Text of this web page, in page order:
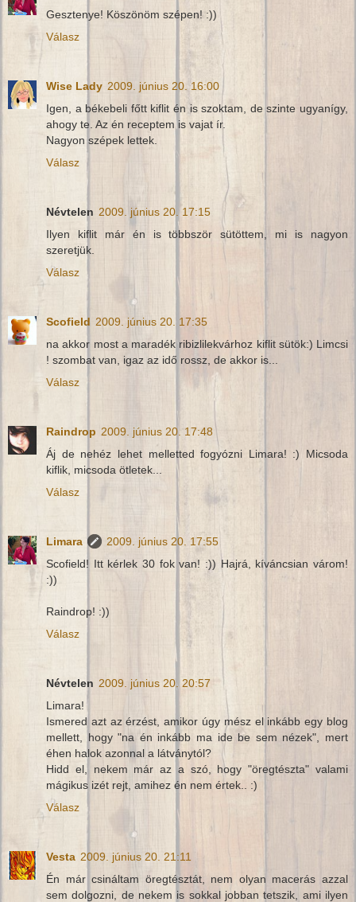
Gesztenye! Köszönöm szépen! :))
Válasz
Wise Lady 2009. június 20. 16:00
Igen, a békebeli főtt kiflit én is szoktam, de szinte ugyanígy,
ahogy te. Az én receptem is vajat ír.
Nagyon szépek lettek.
Válasz
Névtelen 2009. június 20. 17:15
Ilyen kiflit már én is többször sütöttem, mi is nagyon
szeretjük.
Válasz
Scofield 2009. június 20. 17:35
na akkor most a maradék ribizlilekvárhoz kiflit sütök:) Limcsi
! szombat van, igaz az idő rossz, de akkor is...
Válasz
Raindrop 2009. június 20. 17:48
Áj de nehéz lehet melletted fogyózni Limara! :) Micsoda
kiflik, micsoda ötletek...
Válasz
Limara
2009. június 20. 17:55
Scofield! Itt kérlek 30 fok van! :)) Hajrá, kíváncsian várom!
:))
Raindrop! :))
Válasz
Névtelen 2009. június 20. 20:57
Limara!
Ismered azt az érzést, amikor úgy mész el inkább egy blog
mellett, hogy "na én inkább ma ide be sem nézek", mert
éhen halok azonnal a látványtól?
Hidd el, nekem már az a szó, hogy "öregtészta" valami
mágikus izét rejt, amihez én nem értek.. :)
Válasz
Vesta 2009. június 20. 21:11
Én már csináltam öregtésztát, nem olyan macerás azzal
sem dolgozni, de nekem is sokkal jobban tetszik, ami ilyen